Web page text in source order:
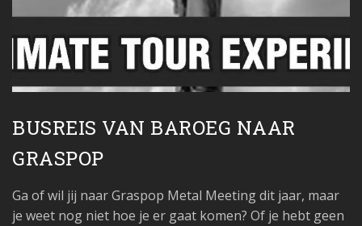
BUSREIS VAN BAROEG NAAR
GRASPOP
Ga of wil jij naar Graspop Metal Meeting dit jaar, maar
je weet nog niet hoe je er gaat komen? Of je hebt geen